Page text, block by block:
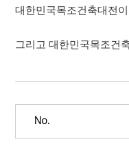
대한민국목조건축대전
그리고 대한민국목조건
No.